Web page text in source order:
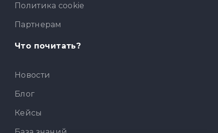
Политика cookie
Партнерам
Что почитать?
Новости
Блог
Кейсы